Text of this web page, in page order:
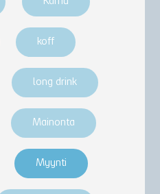
koff
long drink
Mainonta
Myynti